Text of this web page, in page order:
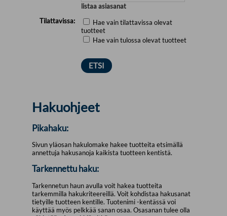
listaa asiasanat
Tilattavissa:
Hae vain tilattavissa olevat
tuotteet
Hae vain tulossa olevat tuotteet
Hakuohjeet
Pikahaku:
Sivun yläosan hakulomake hakee tuotteita etsimällä
annettuja hakusanoja kaikista tuotteen kentistä.
Tarkennettu haku:
Tarkennetun haun avulla voit hakea tuotteita
tarkemmilla hakukriteereillä. Voit kohdistaa hakusanat
tietyille tuotteen kentille. Tuotenimi -kentässä voi
käyttää myös pelkkää sanan osaa. Osasanan tulee olla